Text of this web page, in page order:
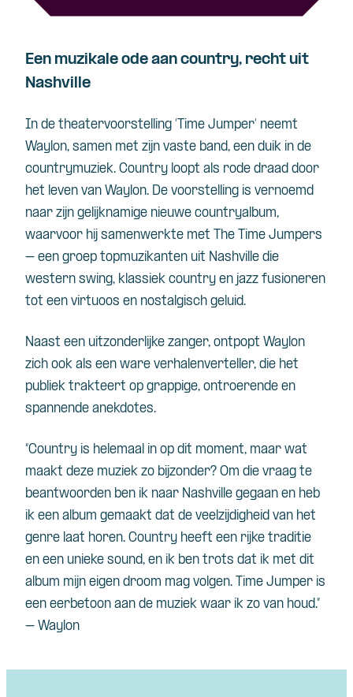
Een muzikale ode aan country, recht uit
Nashville
In de theatervoorstelling ‘Time Jumper’ neemt
Waylon, samen met zijn vaste band, een duik in de
countrymuziek. Country loopt als rode draad door
het leven van Waylon. De voorstelling is vernoemd
naar zijn gelijknamige nieuwe countryalbum,
waarvoor hij samenwerkte met The Time Jumpers
– een groep topmuzikanten uit Nashville die
western swing, klassiek country en jazz fusioneren
tot een virtuoos en nostalgisch geluid.
Naast een uitzonderlijke zanger, ontpopt Waylon
zich ook als een ware verhalenverteller, die het
publiek trakteert op grappige, ontroerende en
spannende anekdotes.
“Country is helemaal in op dit moment, maar wat
maakt deze muziek zo bijzonder? Om die vraag te
beantwoorden ben ik naar Nashville gegaan en heb
ik een album gemaakt dat de veelzijdigheid van het
genre laat horen. Country heeft een rijke traditie
en een unieke sound, en ik ben trots dat ik met dit
album mijn eigen droom mag volgen. Time Jumper is
een eerbetoon aan de muziek waar ik zo van houd.”
– Waylon